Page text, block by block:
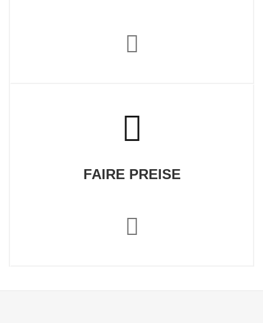
FAIRE PREISE